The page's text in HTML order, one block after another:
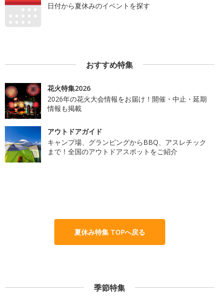
日付から夏休みのイベントを探す
おすすめ特集
花火特集2026
2026年の花火大会情報をお届け！開催・中止・延期
情報も掲載
アウトドアガイド
キャンプ場、グランピングからBBQ、アスレチック
まで！全国のアウトドアスポットをご紹介
夏休み特集 TOPへ戻る
季節特集